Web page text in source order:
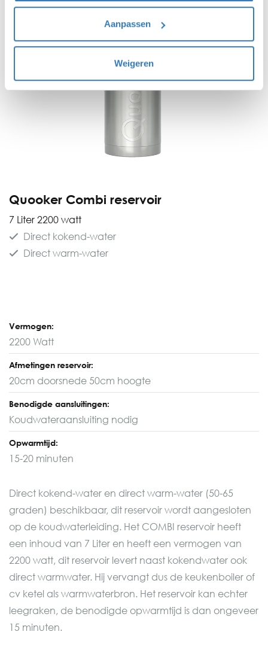
Aanpassen
Weigeren
Quooker Combi reservoir
7 Liter 2200 watt
Direct kokend-water
Direct warm-water
Vermogen:
2200 Watt
Afmetingen reservoir:
20cm doorsnede 50cm hoogte
Benodigde aansluitingen:
Koudwateraansluiting nodig
Opwarmtijd:
15-20 minuten
Direct kokend-water en direct warm-water (50-65
graden) beschikbaar, dit reservoir wordt aangesloten
op de koudwaterleiding. Het COMBI reservoir heeft
een inhoud van 7 Liter en heeft een vermogen van
2200 watt, dit reservoir levert naast kokendwater ook
direct warmwater. Hij vervangt dus de keukenboiler of
cv ketel als warmwaterbron. Het reservoir kan echter
leegraken, de benodigde opwarmtijd is dan ongeveer
15 minuten.